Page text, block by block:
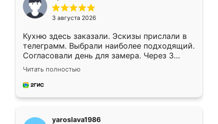
3 августа 2026
Кухню здесь заказали. Эскизы прислали в
телеграмм. Выбрали наиболее подходящий.
Согласовали день для замера. Через 3
недели кухня была уже готова. Остались
довольны работой. Спасибо Ренессанс
мебель за качественную работу!
Читать полностью
yaroslava1986